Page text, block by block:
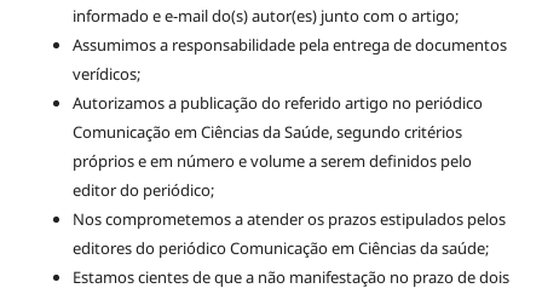
informado e e-mail do(s) autor(es) junto com o artigo;
Assumimos a responsabilidade pela entrega de documentos
verídicos;
Autorizamos a publicação do referido artigo no periódico
Comunicação em Ciências da Saúde, segundo critérios
próprios e em número e volume a serem definidos pelo
editor do periódico;
Nos comprometemos a atender os prazos estipulados pelos
editores do periódico Comunicação em Ciências da saúde;
Estamos cientes de que a não manifestação no prazo de dois